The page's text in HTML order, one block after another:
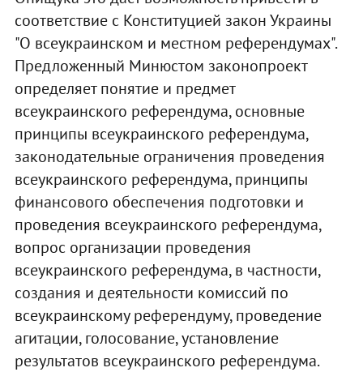
соответствие с Конституцией закон Украины
"О всеукраинском и местном референдумах".
Предложенный Минюстом законопроект
определяет понятие и предмет
всеукраинского референдума, основные
принципы всеукраинского референдума,
законодательные ограничения проведения
всеукраинского референдума, принципы
финансового обеспечения подготовки и
проведения всеукраинского референдума,
вопрос организации проведения
всеукраинского референдума, в частности,
создания и деятельности комиссий по
всеукраинскому референдуму, проведение
агитации, голосование, установление
результатов всеукраинского референдума.